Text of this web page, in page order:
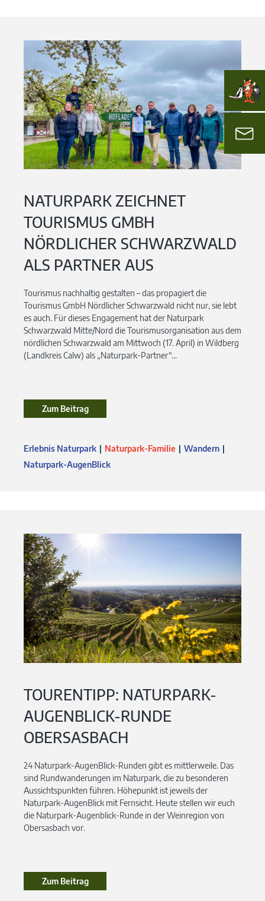
NATURPARK ZEICHNET
TOURISMUS GMBH
NÖRDLICHER SCHWARZWALD
ALS PARTNER AUS
Tourismus nachhaltig gestalten – das propagiert die
Tourismus GmbH Nördlicher Schwarzwald nicht nur, sie lebt
es auch. Für dieses Engagement hat der Naturpark
Schwarzwald Mitte/Nord die Tourismusorganisation aus dem
nördlichen Schwarzwald am Mittwoch (17. April) in Wildberg
(Landkreis Calw) als „Naturpark-Partner“...
Zum Beitrag
Erlebnis Naturpark Naturpark-Familie
Wandern
Naturpark-AugenBlick
TOURENTIPP: NATURPARK-
AUGENBLICK-RUNDE
OBERSASBACH
24 Naturpark-AugenBlick-Runden gibt es mittlerweile. Das
sind Rundwanderungen im Naturpark, die zu besonderen
Aussichtspunkten führen. Höhepunkt ist jeweils der
Naturpark-AugenBlick mit Fernsicht. Heute stellen wir euch
die Naturpark-Augenblick-Runde in der Weinregion von
Obersasbach vor.
Zum Beitrag